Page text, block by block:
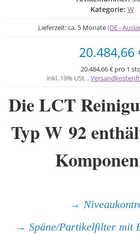
Kategorie: W
Lieferzeit:ca. 5 Monate(DE -
20.484,66
20.484,66 € pro 1
inkl. 19% USt. ,
Die LCT
Typ W 92
→
→ Späne/Partikelfilter mit